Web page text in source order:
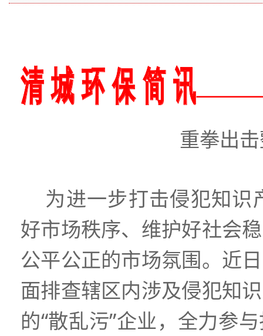
重拳出
为进一步打击侵犯知识
好市场秩序、维护好社会
公平公正的市场氛围。 近
面排查辖区内涉及侵犯知
的“散乱污”企业，全力参